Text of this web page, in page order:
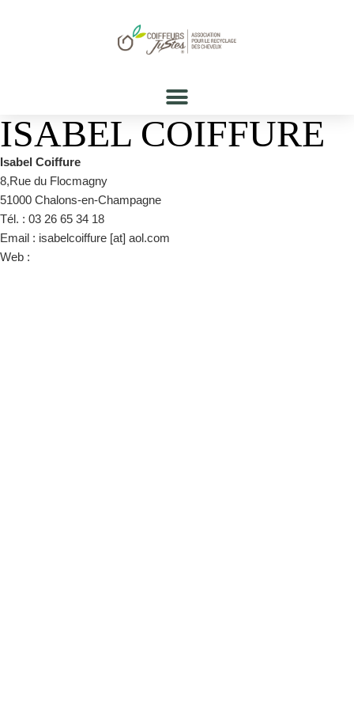
ISABEL COIFFURE
Isabel Coiffure
8,Rue du Flocmagny
51000 Chalons-en-Champagne
Tél. : 03 26 65 34 18
Email : isabelcoiffure [at] aol.com
Web :